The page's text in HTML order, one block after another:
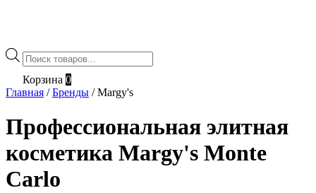
Поиск
товаров
Корзина 0
Главная / Бренды / Margy's
Профессиональная элитная
косметика Margy's Monte
Carlo